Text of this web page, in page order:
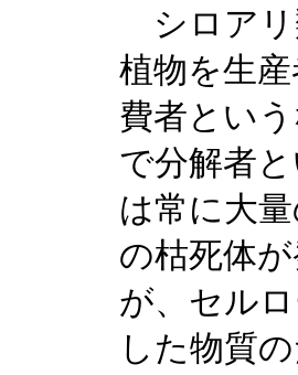
シロアリ
植物を生
費者とい
で分解者
は常に大
の枯死体
が、セル
した物質